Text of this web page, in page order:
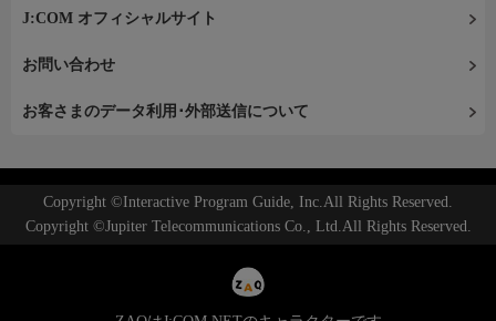
J:COM オフィシャルサイト
お問い合わせ
お客さまのデータ利用･外部送信について
Copyright ©Interactive Program Guide, Inc.All Rights Reserved.
Copyright ©Jupiter Telecommunications Co., Ltd.All Rights Reserved.